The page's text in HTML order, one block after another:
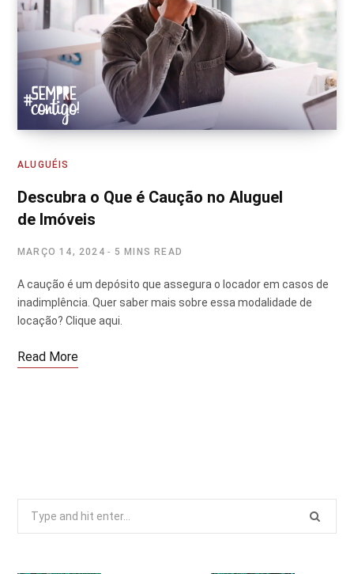
ALUGUÉIS
Descubra o Que é Caução no Aluguel
de Imóveis
MARÇO 14, 2024 5 MINS READ
A caução é um depósito que assegura o locador em casos de
inadimplência. Quer saber mais sobre essa modalidade de
locação? Clique aqui.
Read More
Search